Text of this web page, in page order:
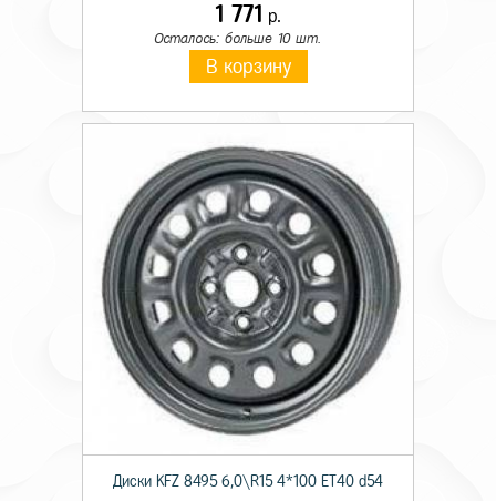
1 771 р.
Осталось: больше 10 шт.
В корзину
Диски KFZ 8495 6,0\R15 4*100 ET40 d54